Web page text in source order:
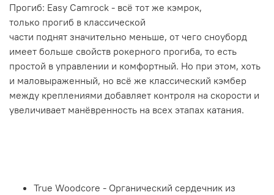
Прогиб: Easy Camrock - всё тот же кэмрок,
только прогиб в классической
части поднят значительно меньше, от чего сноуборд
имеет больше свойств рокерного прогиба, то есть
простой в управлении и комфортный. Но при этом, хоть
и маловыраженный, но всё же классический кэмбер
между креплениями добавляет контроля на скорости и
увеличивает манёвренность на всех этапах катания.
True Woodcore - Органический сердечник из